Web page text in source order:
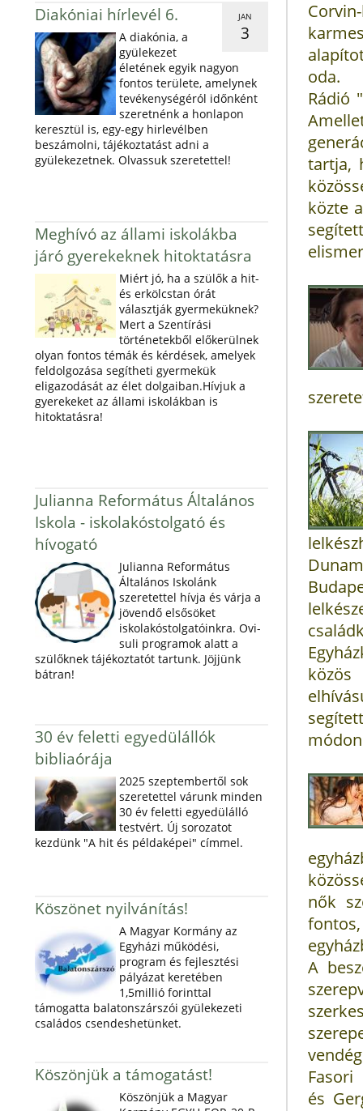
JAN
3
Diakóniai hírlevél 6.
A diakónia, a
gyülekezet
életének egyik nagyon
fontos területe, amelynek
tevékenységéról időnként
szeretnénk a honlapon
keresztül is, egy-egy hirlevélben
beszámolni, tájékoztatást adni a
gyülekezetnek. Olvassuk szeretettel!
Meghívó az állami iskolákba
járó gyerekeknek hitoktatásra
Miért jó, ha a szülők a hit-
és erkölcstan órát
választják gyermeküknek?
Mert a Szentírási
történetekből előkerülnek
olyan fontos témák és kérdések, amelyek
feldolgozása segítheti gyermekük
eligazodását az élet dolgaiban.Hívjuk a
gyerekeket az állami iskolákban is
hitoktatásra!
Julianna Református Általános
Iskola - iskolakóstolgató és
hívogató
Julianna Református
Általános Iskolánk
szeretettel hívja és várja a
jövendő elsősöket
iskolakóstolgatóinkra. Ovi-
suli programok alatt a
szülőknek tájékoztatót tartunk. Jöjjünk
bátran!
30 év feletti egyedülállók
bibliaórája
2025 szeptembertől sok
szeretettel várunk minden
30 év feletti egyedülálló
testvért. Új sorozatot
kezdünk "A hit és példaképei" címmel.
Köszönet nyilvánítás!
A Magyar Kormány az
Egyházi működési,
program és fejlesztési
pályázat keretében
1,5millió forinttal
támogatta balatonszárszói gyülekezeti
családos csendeshetünket.
Köszönjük a támogatást!
Köszönjük a Magyar
Rádió
tartja,
közte
nők
A
Fasori
és